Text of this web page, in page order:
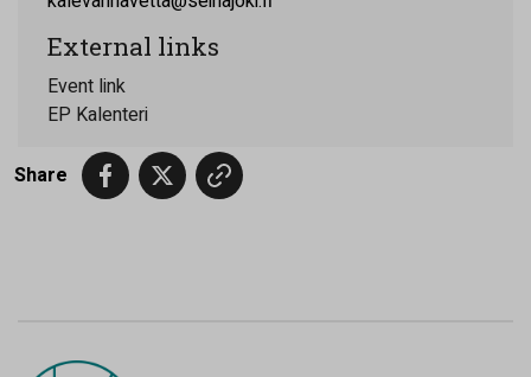
External links
Event link
EP Kalenteri
Share